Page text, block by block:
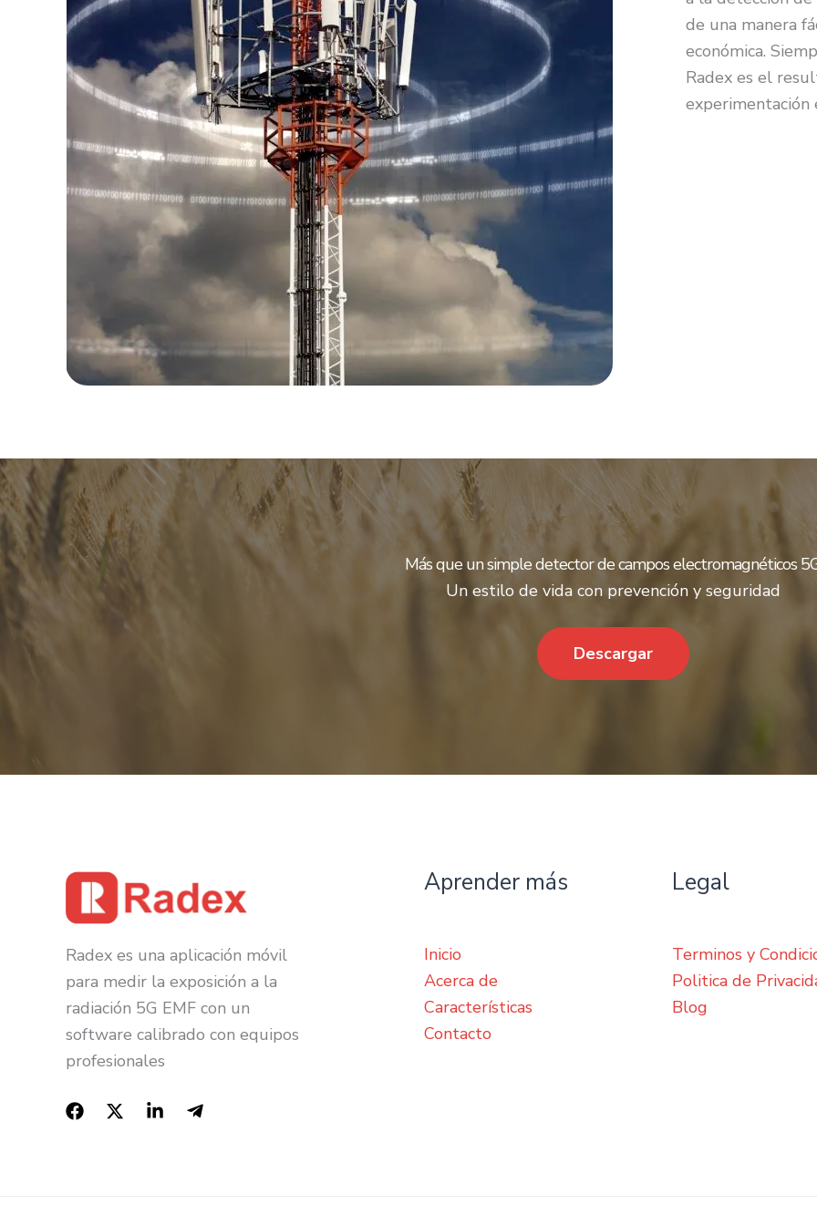
de una manera
económica.
Radex es el
experimentación
Más que un simple detector de campos electromagnéticos
Un estilo de vida con prevención y seguridad
Descargar
Radex es una aplicación móvil
para medir la exposición a la
radiación 5G EMF con un
software calibrado con equipos
profesionales
Aprender más
Inicio
Acerca de
Características
Contacto
Legal
Terminos y
Politica de
Blog